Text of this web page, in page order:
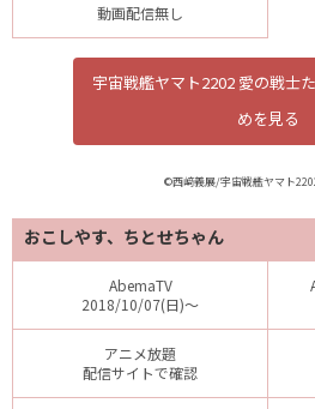
動画配信無し
宇宙戦艦ヤマト2202 愛の戦士
めを見る
©西﨑義展/宇宙戦艦ヤマト
おこしやす、ちとせちゃん
AbemaTV
2018/10/07(日)～
アニメ放題
配信サイトで確認